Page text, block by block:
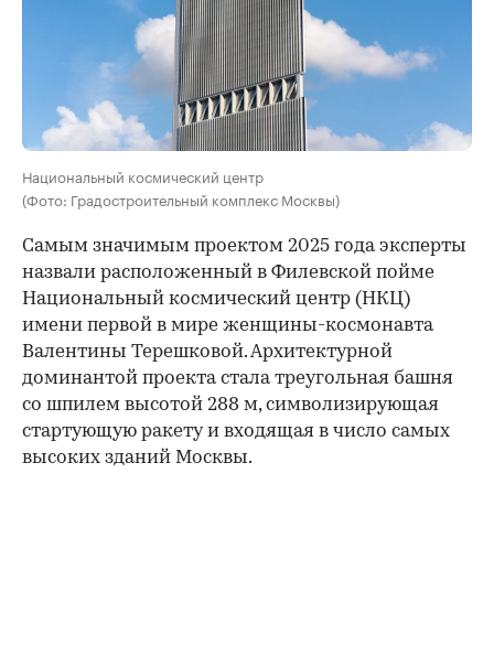
Национальный космический центр
(Фото: Градостроительный комплекс Москвы)
00:00 / 00:00
Самым значимым проектом 2025 года эксперты
назвали расположенный в Филевской пойме
Национальный космический центр (НКЦ)
имени первой в мире женщины-космонавта
Валентины Терешковой. Архитектурной
доминантой проекта стала треугольная башня
со шпилем высотой 288 м, символизирующая
стартующую ракету и входящая в число самых
высоких зданий Москвы.